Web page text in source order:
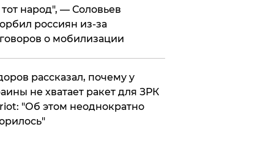
народ", — Соловьев
россиян из-за
о мобилизации
рассказал, почему у
не хватает ракет для ЗРК
"Об этом неоднократно